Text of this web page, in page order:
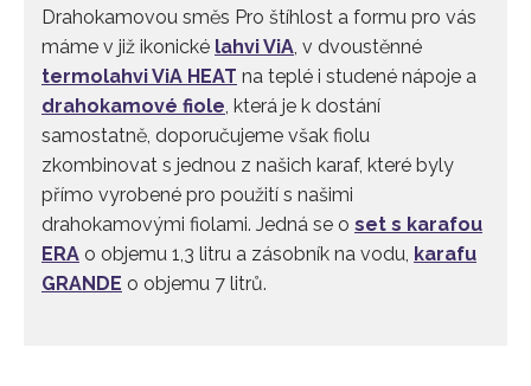
Drahokamovou směs Pro štíhlost a formu pro vás
máme v již ikonické lahvi ViA, v dvoustěnné
termolahvi ViA HEAT na teplé i studené nápoje a
drahokamové fiole, která je k dostání
samostatně, doporučujeme však fiolu
zkombinovat s jednou z našich karaf, které byly
přímo vyrobené pro použití s našimi
drahokamovými fiolami. Jedná se o set s karafou
ERA o objemu 1,3 litru a zásobník na vodu, karafu
GRANDE o objemu 7 litrů.